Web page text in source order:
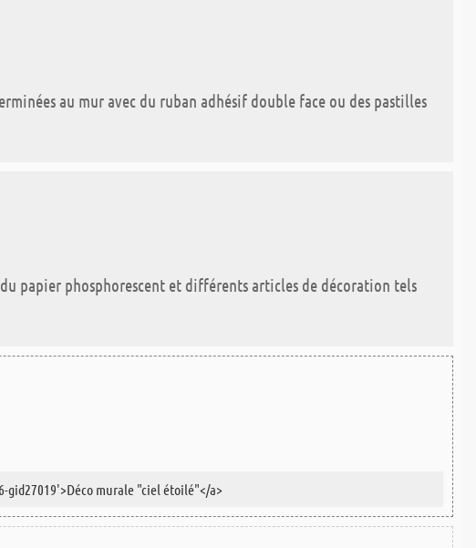
au mur avec du ruban adhésif double face ou des pastilles
papier phosphorescent et différents articles de décoration tels